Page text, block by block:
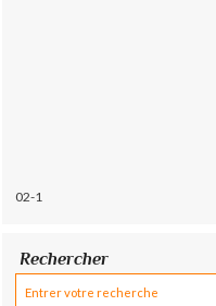
02-1
Rechercher